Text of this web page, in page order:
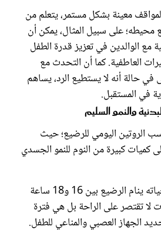
معينة بشكل مستمر، يتعلم من
محيطه؛ على سبيل المثال، يمكن أن
مع الوالدين في تعزيز قدرة الطفل
العاطفية. كما أن التحدث مع
حالة أنه لا يستطيع الرد، يساهم
في المستقبل.
والنمو السليم
الروتين اليومي للرضيع؛ حيث
كميات كبيرة من النوم للنمو الجسدي
في الأشهر الأولى من حياته ينام الرضيع بين 16 و18 ساعة
لا تقتصر على الراحة بل هي فترة
الجهاز العصبي والمناعي للطفل.